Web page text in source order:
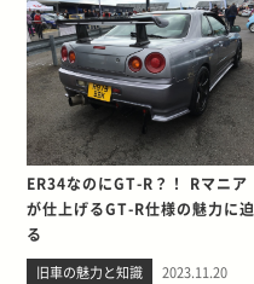
ER34なのにGT-R？！ Rマニア
が仕上げるGT-R仕様の魅力に迫
る
旧車の魅力と知識 2023.11.20